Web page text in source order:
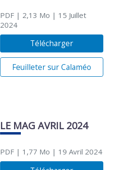
PDF| 2,13 Mo | 15 Juillet
2024
Télécharger
Feuilleter sur Calaméo
LE MAG AVRIL 2024
PDF| 1,77 Mo | 19 Avril 2024